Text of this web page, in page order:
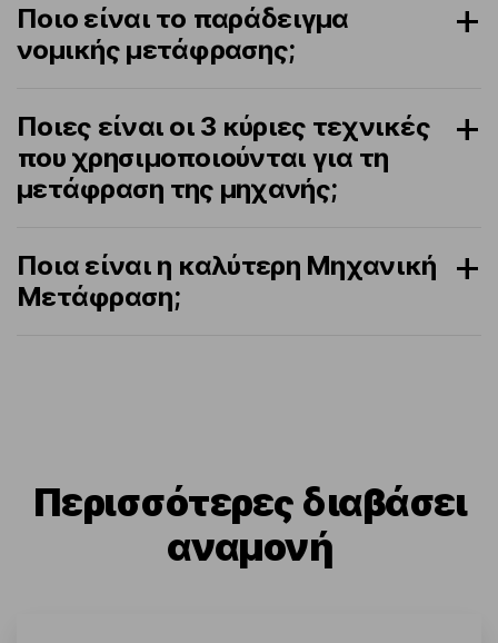
Ποιο είναι το παράδειγμα
νομικής μετάφρασης;
Ποιες είναι οι 3 κύριες τεχνικές
που χρησιμοποιούνται για τη
μετάφραση της μηχανής;
Ποια είναι η καλύτερη Μηχανική
Μετάφραση;
Περισσότερες διαβάσει
αναμονή